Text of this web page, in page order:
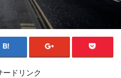
ードリンク